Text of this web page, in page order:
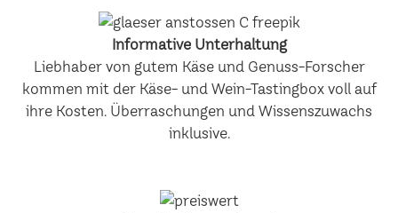
Informative Unterhaltung
Liebhaber von gutem Käse und Genuss-Forscher
kommen mit der Käse- und Wein-Tastingbox voll auf
ihre Kosten. Überraschungen und Wissenszuwachs
inklusive.